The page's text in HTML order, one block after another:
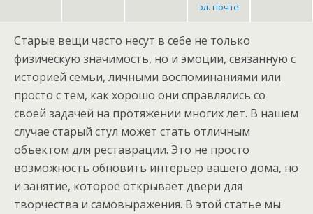
эл. почте
Старые вещи часто несут в себе не только
физическую значимость, но и эмоции, связанную с
историей семьи, личными воспоминаниями или
просто с тем, как хорошо они справлялись со
своей задачей на протяжении многих лет. В нашем
случае старый стул может стать отличным
объектом для реставрации. Это не просто
возможность обновить интерьер вашего дома, но
и занятие, которое открывает двери для
творчества и самовыражения. В этой статье мы